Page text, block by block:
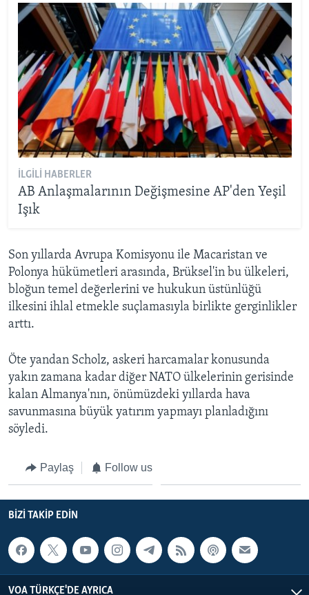
İLGILI HABERLER
AB Anlaşmalarının Değişmesine AP'den Yeşil
Işık
Son yıllarda Avrupa Komisyonu ile Macaristan ve
Polonya hükümetleri arasında, Brüksel'in bu ülkeleri,
bloğun temel değerlerini ve hukukun üstünlüğü
ilkesini ihlal etmekle suçlamasıyla birlikte gerginlikler
arttı.
Öte yandan Scholz, askeri harcamalar konusunda
yakın zamana kadar diğer NATO ülkelerinin gerisinde
kalan Almanya'nın, önümüzdeki yıllarda hava
savunmasına büyük yatırım yapmayı planladığını
söyledi.
Paylaş Follow us
BIZI TAKIP EDIN
VOA TÜRKÇE'DE AYRICA